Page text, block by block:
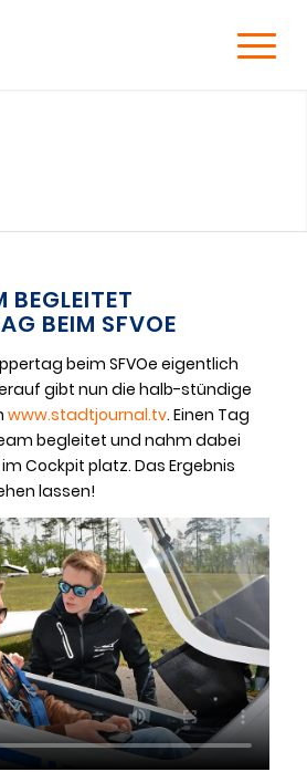
BEGLEITET
BEIM SFVOE
beim SFVOe eigentlich
gibt nun die halb-stündige
www.stadtjournal.tv. Einen Tag
begleitet und nahm dabei
Cockpit platz. Das Ergebnis
lassen!